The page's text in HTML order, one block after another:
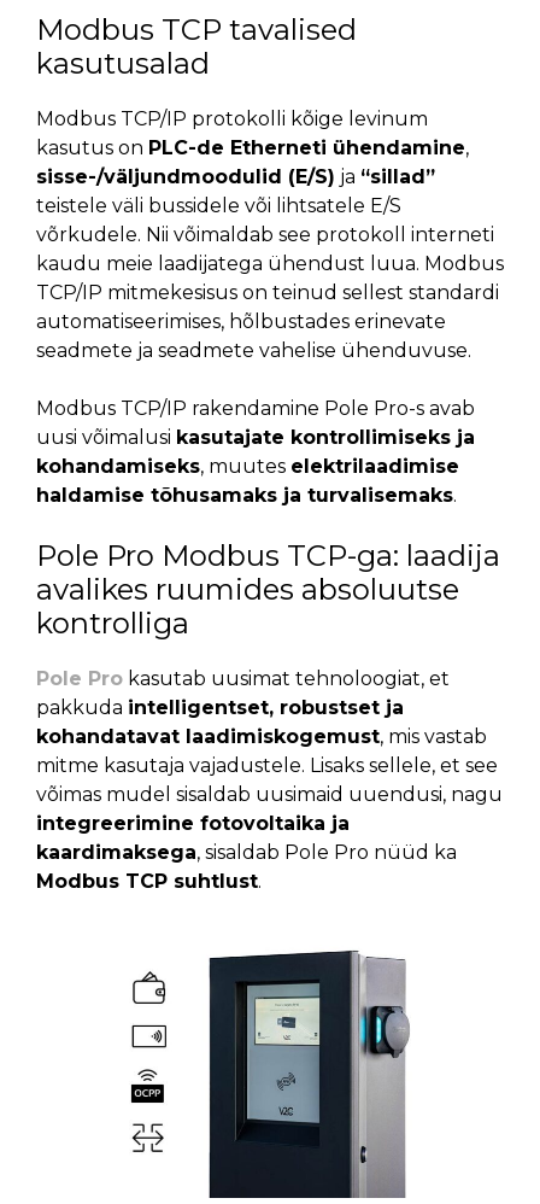
Modbus TCP tavalised
kasutusalad
Modbus TCP/IP protokolli kõige levinum
kasutus on PLC-de Etherneti ühendamine,
sisse-/väljundmoodulid (E/S) ja “sillad”
teistele väli bussidele või lihtsatele E/S
võrkudele. Nii võimaldab see protokoll interneti
kaudu meie laadijatega ühendust luua. Modbus
TCP/IP mitmekesisus on teinud sellest standardi
automatiseerimises, hõlbustades erinevate
seadmete ja seadmete vahelise ühenduvuse.
Modbus TCP/IP rakendamine Pole Pro-s avab
uusi võimalusi kasutajate kontrollimiseks ja
kohandamiseks, muutes elektrilaadimise
haldamise tõhusamaks ja turvalisemaks.
Pole Pro Modbus TCP-ga: laadija
avalikes ruumides absoluutse
kontrolliga
Pole Pro kasutab uusimat tehnoloogiat, et
pakkuda intelligentset, robustset ja
kohandatavat laadimiskogemust, mis vastab
mitme kasutaja vajadustele. Lisaks sellele, et see
võimas mudel sisaldab uusimaid uuendusi, nagu
integreerimine fotovoltaika ja
kaardimaksega, sisaldab Pole Pro nüüd ka
Modbus TCP suhtlust.